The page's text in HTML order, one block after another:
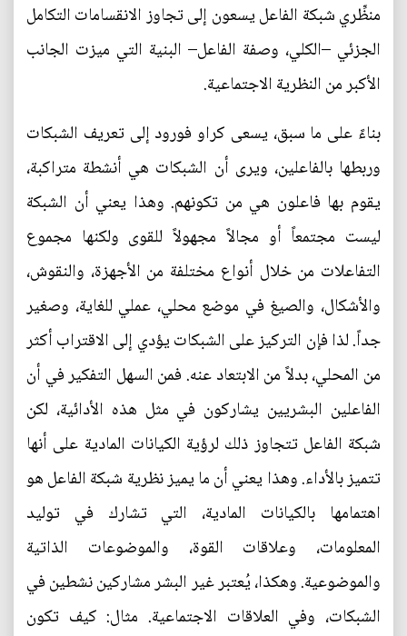
منظِّري شبكة الفاعل يسعون إلى تجاوز الانقسامات التكامل
الجزئي –الكلي، وصفة الفاعل– البنية التي ميزت الجانب
الأكبر من النظرية الاجتماعية.
بناءً على ما سبق، يسعى كراو فورود إلى تعريف الشبكات
وربطها بالفاعلين، ويرى أن الشبكات هي أنشطة متراكبة،
يقوم بها فاعلون هي من تكونهم. وهذا يعني أن الشبكة
ليست مجتمعاً أو مجالاً مجهولاً للقوى ولكنها مجموع
التفاعلات من خلال أنواع مختلفة من الأجهزة، والنقوش،
والأشكال، والصيغ في موضع محلي، عملي للغاية، وصغير
جداً. لذا فإن التركيز على الشبكات يؤدي إلى الاقتراب أكثر
من المحلي، بدلاً من الابتعاد عنه. فمن السهل التفكير في أن
الفاعلين البشريين يشاركون في مثل هذه الأدائية، لكن
شبكة الفاعل تتجاوز ذلك لرؤية الكيانات المادية على أنها
تتميز بالأداء. وهذا يعني أن ما يميز نظرية شبكة الفاعل هو
اهتمامها بالكيانات المادية، التي تشارك في توليد
المعلومات، وعلاقات القوة، والموضوعات الذاتية
والموضوعية. وهكذا، يُعتبر غير البشر مشاركين نشطين في
الشبكات، وفي العلاقات الاجتماعية. مثال: كيف تكون